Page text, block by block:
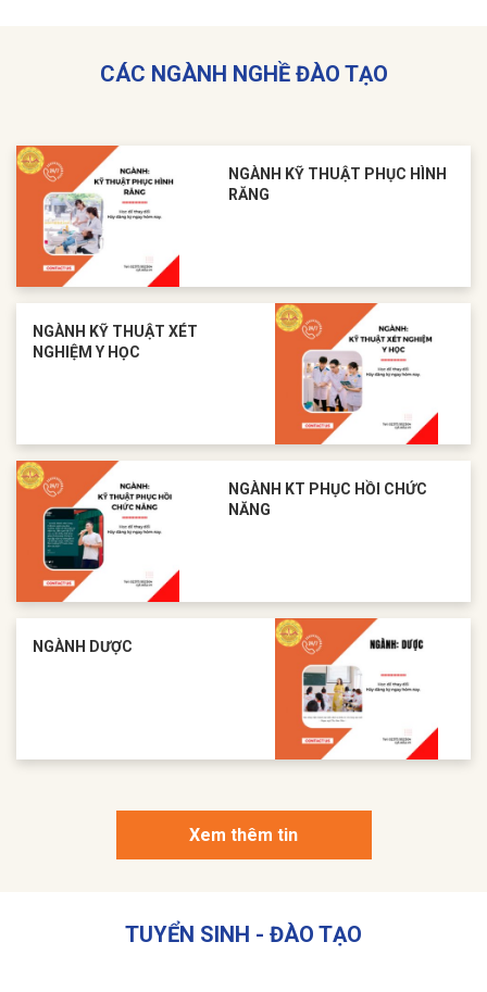
CÁC NGÀNH NGHỀ ĐÀO TẠO
NGÀNH KỸ THUẬT PHỤC HÌNH
RĂNG
NGÀNH KỸ THUẬT XÉT
NGHIỆM Y HỌC
NGÀNH KT PHỤC HỒI CHỨC
NĂNG
NGÀNH DƯỢC
Xem thêm tin
TUYỂN SINH - ĐÀO TẠO